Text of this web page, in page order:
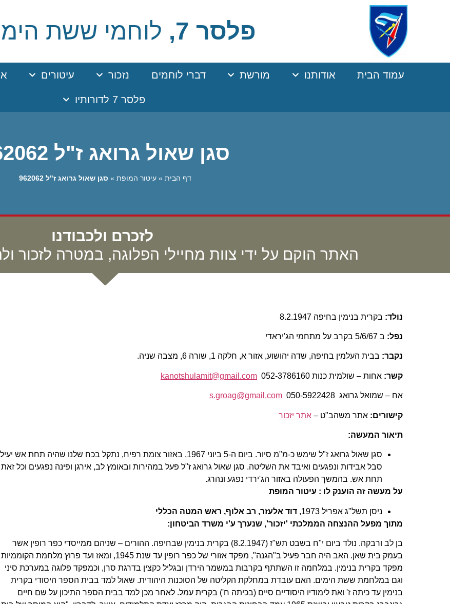
פלסר 7, לוחמי ששת
עמוד הבית אודותנו מורשת דברי לוחמים נזכור עיטורים
פלסר 7 לדורותיו
סגן שאול גרואג ז"ל 962062
דף הבית » עיטור המופת » סגן שאול גרואג ז"ל 962062
לזכרם ולכבודנו
האתר הוקם על ידי צוות מחיילי הפלוגה, במטרה לזכור
נולד: בקרית בנימין בחיפה 8.2.1947
נפל: ב 5/6/67 בקרב על מתחמי הג'יראדי
נקבר: בבית העלמין בחיפה, שדה יהושוע, אזור א, חלקה 1, שורה 6, מצבה שניה.
קשר: אחות – שולמית כנות 052-3786160 kanotshulamit@gmail.com
אח – שמואל גרואג 050-5922428 s.groag@gmail.com
קישורים: אתר משהב"ט – אתר יזכור
תיאור המעשה:
סגן שאול גרואג ז"ל שימש כ-מ"מ סיור. ביום ה-5 ביוני 1967, באזור צומת רפיח, נתקל בכח שלנו שהיה תחת אש
סבל אבידות ונפגעים ואיבד את השליטה. סגן שאול גרואג ז"ל פעל במהירות ובאומץ לב, אירגן ופינה נפגעים וכל זאת
תחת אש. בהמשך הפעולה באזור הג'ירדי נפגע ונהרג.
על מעשה זה הוענק לו : עיטור המופת
ניסן תשל"ג אפריל 1973, דוד אלעזר, רב אלוף, ראש המטה הכללי
מתוך מפעל ההנצחה הממלכתי 'יזכור', שנערך ע'י משרד הביטחון:
בן לב ורבקה. נולד ביום י"ח בשבט תש"ז (8.2.1947) בקרית בנימין שבחיפה. ההורים – שניהם ממייסדי כפר רופין אשר
בעמק בית שאן. האב היה חבר פעיל ב"הגנה", מפקד אזורי של כפר רופין עד שנת 1945, ומאז ועד פרוץ מלחמת
מפקד בקרית בנימין. במלחמה זו השתתף בקרבות במשמר הירדן ובגליל כקצין בדרגת סרן, וכמפקד פלוגה במערכת סיני
וגם במלחמת ששת הימים. האם עובדת במחלקת הקליטה של הסוכנות היהודית. שאול למד בבית הספר היסודי בקרית
בנימין עד כיתה ז' ואת לימודיו היסודיים סיים (בכיתה ח') בקרית עמל. לאחר מכן למד בבית הספר התיכון על שם חיים